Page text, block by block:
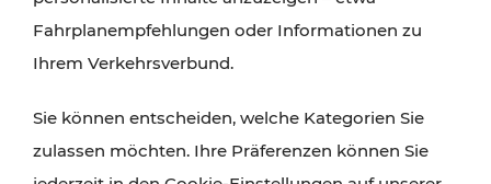
Fahrplanempfehlungen oder Informationen zu
Ihrem Verkehrsverbund.
Sie können entscheiden, welche Kategorien Sie
zulassen möchten. Ihre Präferenzen können Sie